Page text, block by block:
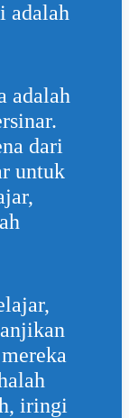
adalah
adalah
dari
untuk
iringi